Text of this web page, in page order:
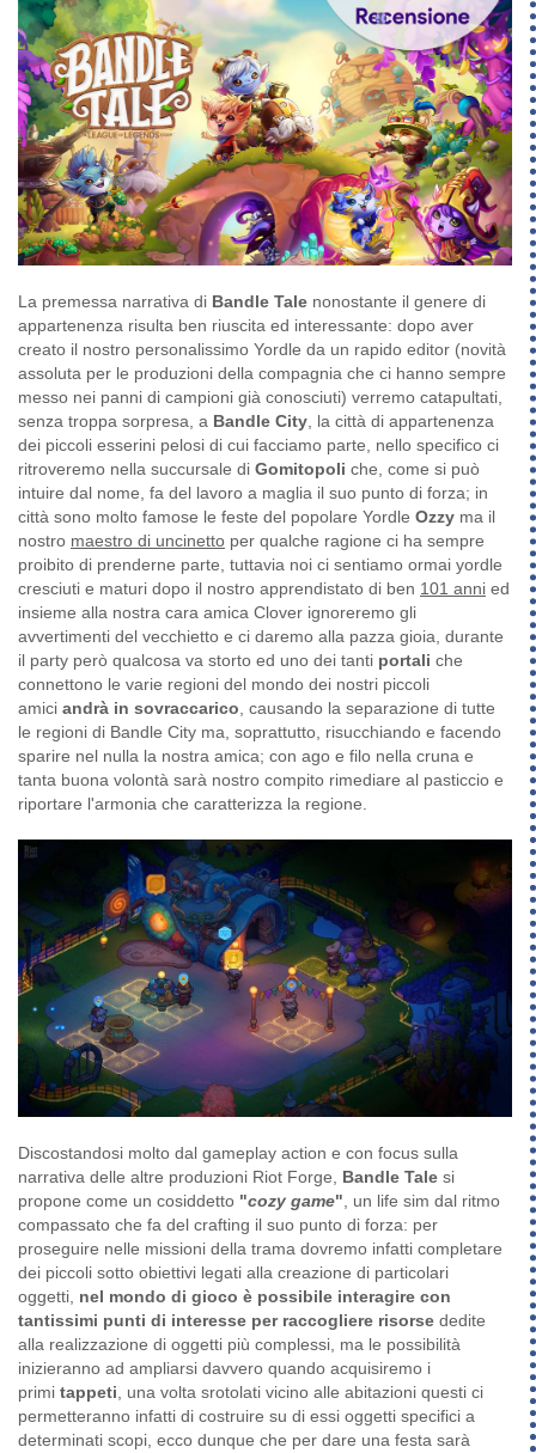
La premessa narrativa di Bandle Tale nonostante il genere di
appartenenza risulta ben riuscita ed interessante: dopo aver
creato il nostro personalissimo Yordle da un rapido editor (novità
assoluta per le produzioni della compagnia che ci hanno sempre
messo nei panni di campioni già conosciuti) verremo catapultati,
senza troppa sorpresa, a Bandle City , la città di appartenenza
dei piccoli esserini pelosi di cui facciamo parte, nello specifico ci
ritroveremo nella succursale di Gomitopoli che, come si può
intuire dal nome, fa del lavoro a maglia il suo punto di forza; in
città sono molto famose le feste del popolare Yordle Ozzy ma il
nostro maestro di uncinetto per qualche ragione ci ha sempre
proibito di prenderne parte, tuttavia noi ci sentiamo ormai yordle
cresciuti e maturi dopo il nostro apprendistato di ben 101 anni ed
insieme alla nostra cara amica Clover ignoreremo gli
avvertimenti del vecchietto e ci daremo alla pazza gioia, durante
il party però qualcosa va storto ed uno dei tanti portali che
connettono le varie regioni del mondo dei nostri piccoli
amici andrà in sovraccarico , causando la separazione di tutte
le regioni di Bandle City ma, soprattutto, risucchiando e facendo
sparire nel nulla la nostra amica; con ago e filo nella cruna e
tanta buona volontà sarà nostro compito rimediare al pasticcio e
riportare l'armonia che caratterizza la regione.
Discostandosi molto dal gameplay action e con focus sulla
narrativa delle altre produzioni Riot Forge, Bandle Tale si
propone come un cosiddetto "cozy game", un life sim dal ritmo
compassato che fa del crafting il suo punto di forza: per
proseguire nelle missioni della trama dovremo infatti completare
dei piccoli sotto obiettivi legati alla creazione di particolari
oggetti, nel mondo di gioco è possibile interagire con
tantissimi punti di interesse per raccogliere risorse dedite
alla realizzazione di oggetti più complessi, ma le possibilità
inizieranno ad ampliarsi davvero quando acquisiremo i
primi tappeti, una volta srotolati vicino alle abitazioni questi ci
permetteranno infatti di costruire su di essi oggetti specifici a
determinati scopi, ecco dunque che per dare una festa sarà